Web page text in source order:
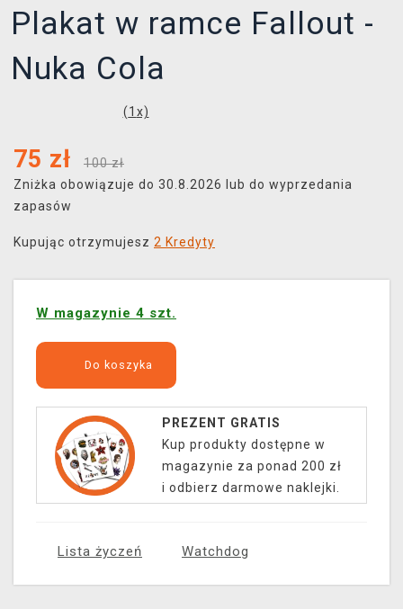
Plakat w ramce Fallout -
Nuka Cola
(1 x)
75 zł
100 zł
Zniżka obowiązuje do 30.8.2026 lub do wyprzedania
zapasów
Kupując otrzymujesz 2 Kredyty
W magazynie 4 szt.
Do koszyka
PREZENT GRATIS
Kup produkty dostępne w
magazynie za ponad 200 zł
i odbierz darmowe naklejki.
Lista życzeń Watchdog